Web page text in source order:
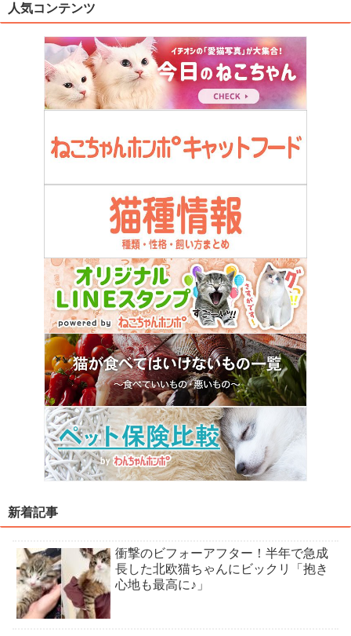
人気コンテンツ
新着記事
衝撃のビフォーアフター！半年で急成
長した北欧猫ちゃんにビックリ「抱き
心地も最高に♪」